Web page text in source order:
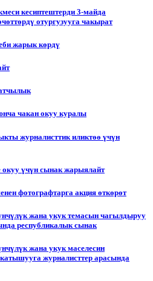
кесиптештерди 3-майда
отургузууга чакырат
жарык көрдү
чакан окуу куралы
журналисттик иликтөө үчүн
үчүн сынак жарыялайт
фотографтарга акция өткөрөт
жана укук темасын чагылдыруу
республикалык сынак
жана укук маселесин
журналисттер арасында